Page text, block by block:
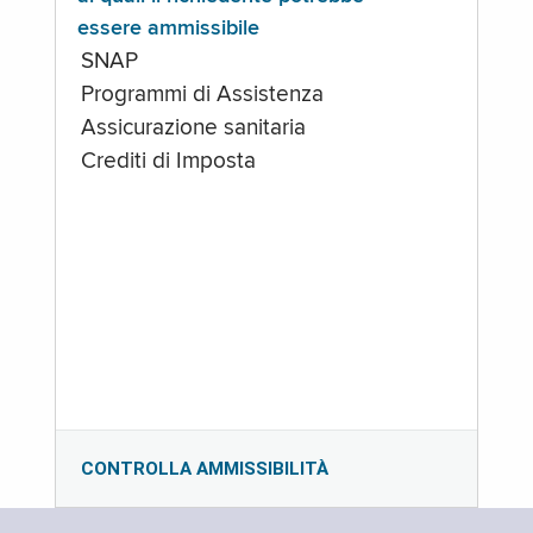
essere ammissibile
SNAP
Programmi di Assistenza
Assicurazione sanitaria
Crediti di Imposta
CONTROLLA AMMISSIBILITÀ